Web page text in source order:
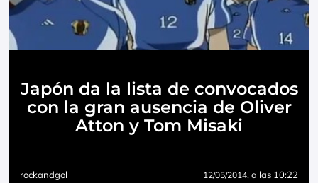
Japón da la lista de convocados
con la gran ausencia de Oliver
Atton y Tom Misaki
rockandgol 12/05/2014, a las 10:22